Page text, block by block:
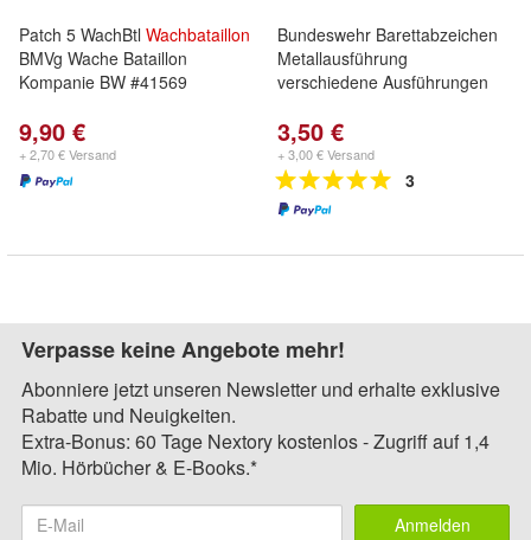
Patch 5 WachBtl Wachbataillon
BMVg Wache Bataillon
Kompanie BW #41569
9,90 €
+ 2,70 € Versand
Bundeswehr Barettabzeichen
Metallausführung
verschiedene Ausführungen
3,50 €
+ 3,00 € Versand
3
Verpasse keine Angebote mehr!
Abonniere jetzt unseren Newsletter und erhalte exklusive
Rabatte und Neuigkeiten.
Extra-Bonus: 60 Tage Nextory kostenlos - Zugriff auf 1,4
Mio. Hörbücher & E-Books.*
Anmelden